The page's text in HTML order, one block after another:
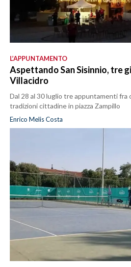
L’APPUNTAMENTO
Aspettando San Sisinnio, tre
Villacidro
Dal 28 al 30 luglio tre appuntamenti fra
tradizioni cittadine in piazza Zampillo
Enrico Melis Costa